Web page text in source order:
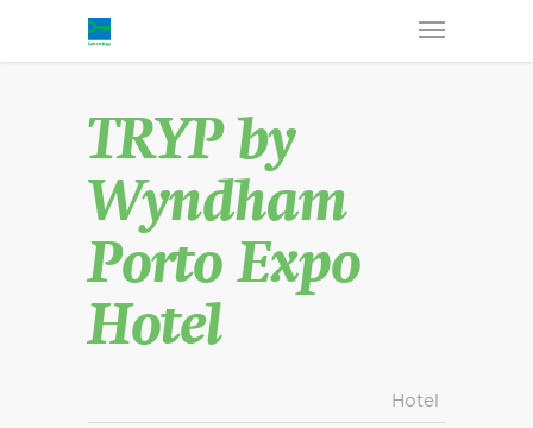
TRYP by
Wyndham
Porto Expo
Hotel
Hotel